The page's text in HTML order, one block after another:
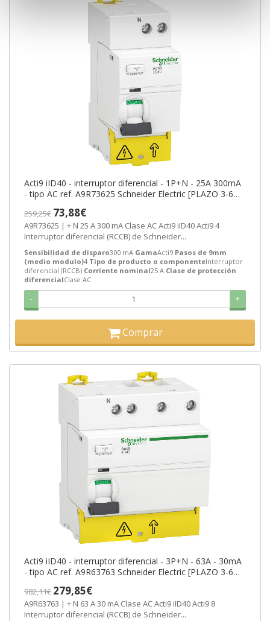
Acti9 iID40 - interruptor diferencial - 1P+N - 25A 300mA
- tipo AC ref. A9R73625 Schneider Electric [PLAZO 3-6
259,25€ 73,88€
A9R73625 | + N 25 A 300 mA Clase AC Acti9 iID40 Acti9 4
Interruptor diferencial (RCCB) de Schneider...
Sensibilidad de disparo300 mA GamaActi9 Pasos de 9mm
(medio modulo)4 Tipo de producto o componenteInterruptor
diferencial (RCCB) Corriente nominal25 A Clase de protección
diferencialClase AC
- +
Comprar
Acti9 iID40 - interruptor diferencial - 3P+N - 63A - 30mA
- tipo AC ref. A9R63763 Schneider Electric [PLAZO 3-6
982,11€ 279,85€
A9R63763 | + N 63 A 30 mA Clase AC Acti9 iID40 Acti9 8
Interruptor diferencial (RCCB) de Schneider...